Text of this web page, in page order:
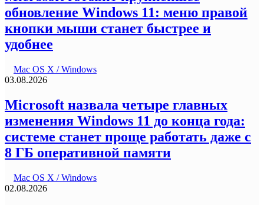
обновление Windows 11: меню правой
кнопки мыши станет быстрее и
удобнее
Mac OS X / Windows
03.08.2026
Microsoft назвала четыре главных
изменения Windows 11 до конца года:
системе станет проще работать даже с
8 ГБ оперативной памяти
Mac OS X / Windows
02.08.2026